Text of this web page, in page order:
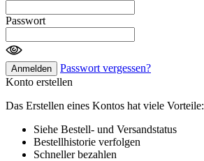
Passwort
Anmelden
Passwort vergessen?
Konto erstellen
Das Erstellen eines Kontos hat viele Vorteile:
Siehe Bestell- und Versandstatus
Bestellhistorie verfolgen
Schneller bezahlen